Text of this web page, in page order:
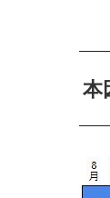
本